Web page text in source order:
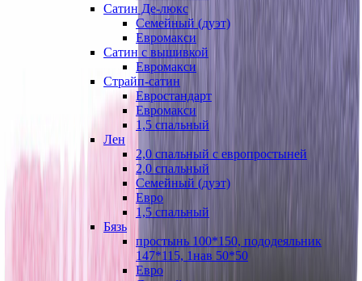
Сатин Де-люкс
Семейный (дуэт)
Евромакси
Сатин с вышивкой
Евромакси
Страйп-сатин
Евростандарт
Евромакси
1,5 спальный
Лен
2,0 спальный с европростыней
2,0 спальный
Семейный (дуэт)
Евро
1,5 спальный
Бязь
простынь 100*150, пододеяльник
147*115, 1нав 50*50
Евро